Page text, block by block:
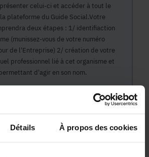
Détails À propos des cookies
celui-ci et accéder à tout le
plateforme du Guide Social.Votre
deux étapes : 1/ identifiaction
(munissez-vous de votre numéro
de l'Entreprise) 2/ création de votre
professionnel lié à cet organisme et
d'agir en son nom.